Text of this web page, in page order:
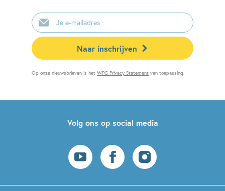
E-
mailadres
Naar inschrijven
Op onze nieuwsbrieven is hetWPG Privacy Statement van toepassing.
Volg ons op social media